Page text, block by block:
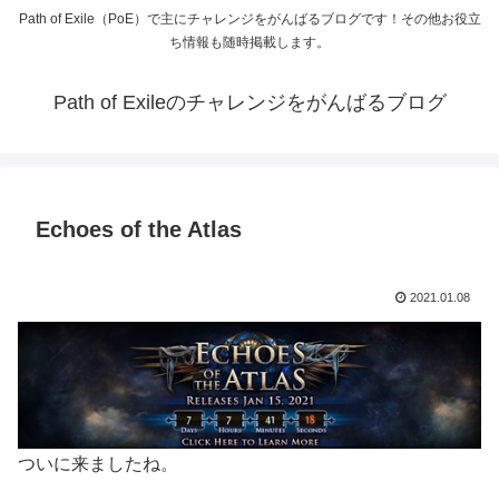
Path of Exile（PoE）で主にチャレンジをがんばるブログです！その他お役立
ち情報も随時掲載します。
Path of Exileのチャレンジをがんばるブログ
Echoes of the Atlas
2021.01.08
ついに来ましたね。